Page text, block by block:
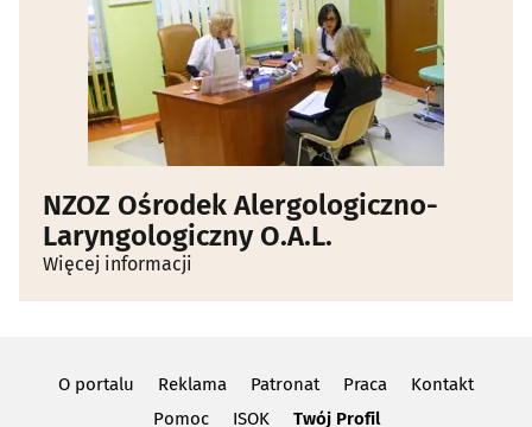
NZOZ Ośrodek Alergologiczno-
Laryngologiczny O.A.L.
Więcej informacji
O portalu Reklama Patronat Praca
Kontakt
Pomoc
ISOK Twój Profil